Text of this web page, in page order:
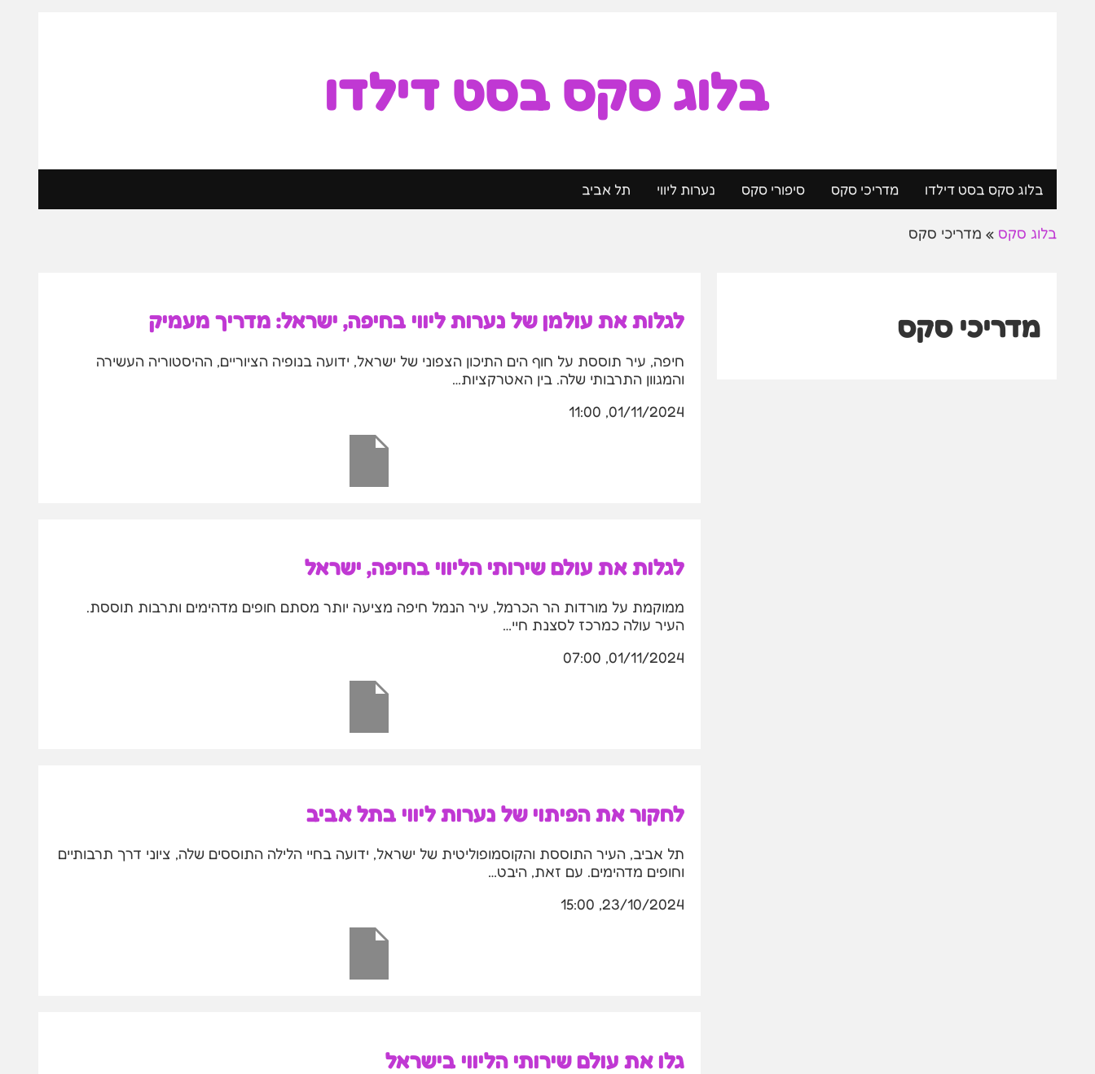
בלוג סקס בסט דילדו
בלוג סקס בסט דילדו מדריכי סקס סיפורי סקס נערות ליווי תל אביב
בלוג סקס » מדריכי סקס
לגלות את עולמן של נערות ליווי בחיפה, ישראל: מדריך מעמיק
חיפה, עיר תוססת על חוף הים התיכון הצפוני של ישראל, ידועה בנופיה הציוריים, ההיסטוריה העשירה
והמגוון התרבותי שלה. בין האטרקציות…
01/11/2024, 11:00
לגלות את עולם שירותי הליווי בחיפה, ישראל
ממוקמת על מורדות הר הכרמל, עיר הנמל חיפה מציעה יותר מסתם חופים מדהימים ותרבות תוססת.
העיר עולה כמרכז לסצנת חיי…
01/11/2024, 07:00
לחקור את הפיתוי של נערות ליווי בתל אביב
תל אביב, העיר התוססת והקוסמופוליטית של ישראל, ידועה בחיי הלילה התוססים שלה, ציוני דרך תרבותיים
וחופים מדהימים. עם זאת, היבט…
23/10/2024, 15:00
גלו את עולם שירותי הליווי בישראל
מדריכי סקס